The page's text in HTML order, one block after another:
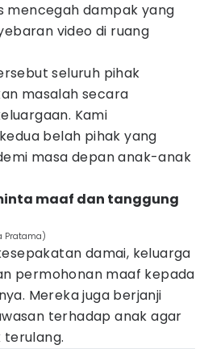
mencegah dampak yang
video di ruang
seluruh pihak
masalah secara
Kami
belah pihak yang
masa depan anak-anak
maaf dan tanggung
Pratama)
damai, keluarga
permohonan maaf kepada
Mereka juga berjanji
terhadap anak agar
terulang.